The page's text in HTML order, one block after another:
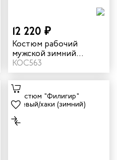
12 220 ₽
Костюм рабочий
мужской зимний
"Валдай-Норд" 4 и
особый климатический
пояс цвет темно-
синий/желтый
КОС563